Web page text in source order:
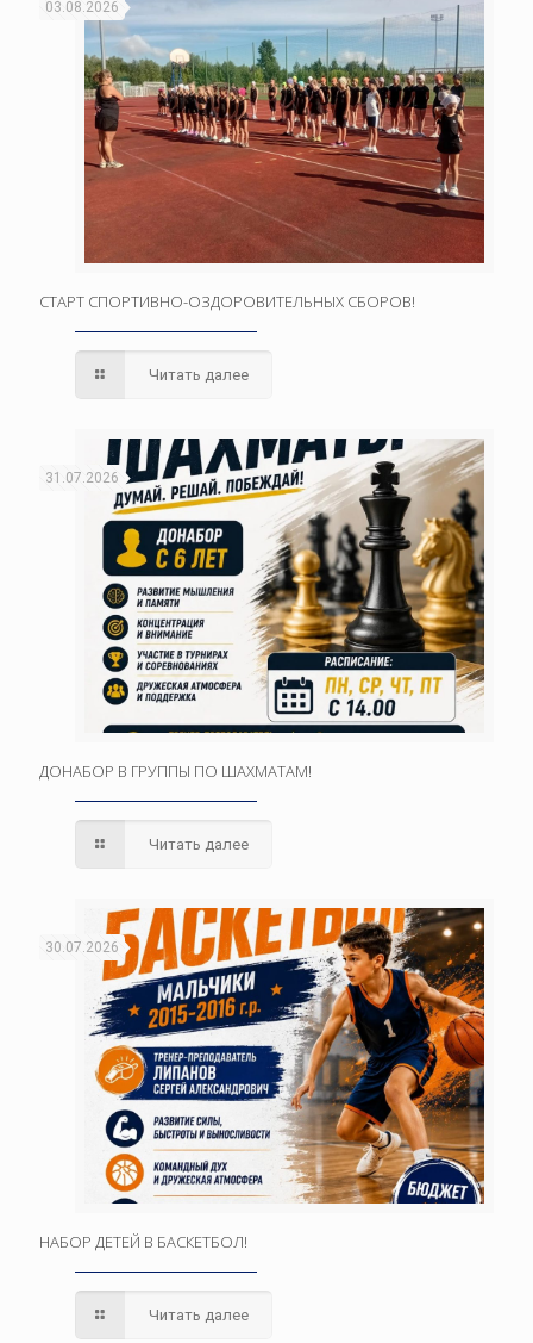
03.08.2026
СТАРТ СПОРТИВНО-ОЗДОРОВИТЕЛЬНЫХ СБОРОВ!
Читать далее
31.07.2026
ДОНАБОР В ГРУППЫ ПО ШАХМАТАМ!
Читать далее
30.07.2026
НАБОР ДЕТЕЙ В БАСКЕТБОЛ!
Читать далее